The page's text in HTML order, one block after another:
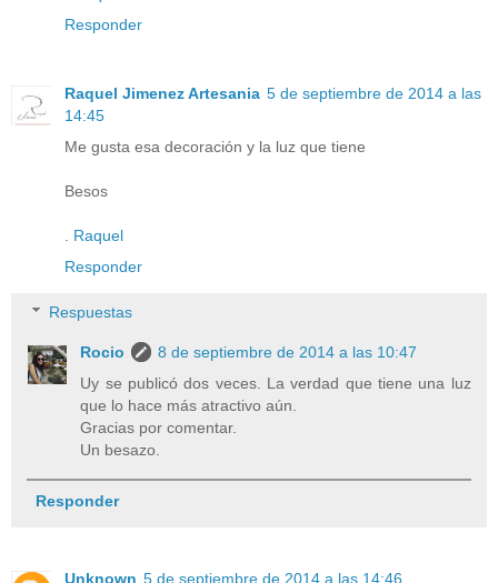
Responder
Raquel Jimenez Artesania 5 de septiembre de 2014 a las
14:45
Me gusta esa decoración y la luz que tiene
Besos
Raquel
Responder
Respuestas
Rocio
8 de septiembre de 2014 a las 10:47
Uy se publicó dos veces. La verdad que tiene una luz
que lo hace más atractivo aún.
Gracias por comentar.
Un besazo.
Responder
Unknown 5 de septiembre de 2014 a las 14:46